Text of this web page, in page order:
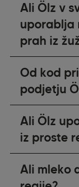
Ali Ölz v
uporablja
prah iz
Od kod
podjetju
Ali Ölz
iz proste
Ali mleko